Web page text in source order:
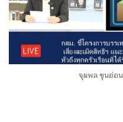
จุมพล ขุนอ่อน